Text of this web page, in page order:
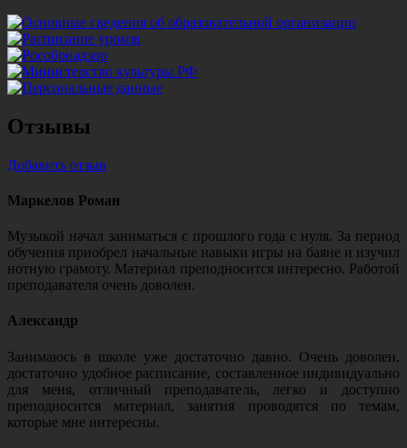
Отзывы
Добавить отзыв
Маркелов Роман
Музыкой начал заниматься с прошлого года с нуля. За период
обучения приобрел начальные навыки игры на баяне и изучил
нотную грамоту. Материал преподносится интересно. Работой
преподавателя очень доволен.
Александр
Занимаюсь в школе уже достаточно давно. Очень доволен,
достаточно удобное расписание, составленное индивидуально
для меня, отличный преподаватель, легко и доступно
преподносится материал, занятия проводятся по темам,
которые мне интересны.